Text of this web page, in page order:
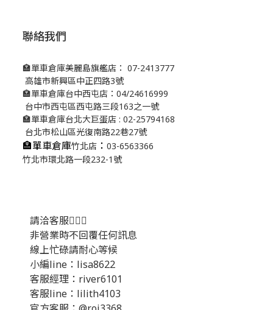
聯絡我們
🏣單車倉庫美麗島旗艦店： 07-2413777
高雄市新興區中正四路3號
🏣單車倉庫台中西屯店：04/24616999
台中市西屯區西屯路三段163之一號
🏣單車倉庫台北大巨蛋店 : 02-25794168
台北市松山區光復南路22巷27號
🏣單車倉庫竹北店 ： 03-6563366
竹北市環北路一段232-1號
請洽客服💁🏻‍♂️
非營業時不回覆任何訊息
線上忙碌請耐心等候
小編line：lisa8622
客服經理：river6101
客服line：lilith4103